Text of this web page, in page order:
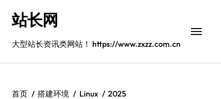
站长网
大型站长资讯类网站！ https://www.zxzz.com.cn
首页 搭建环境 Linux
2025